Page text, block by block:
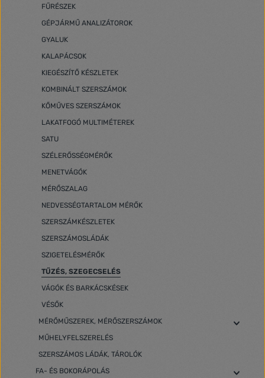
FŰRÉSZEK
GÉPJÁRMŰ ANALIZÁTOROK
GYALUK
KALAPÁCSOK
KIEGÉSZÍTŐ KÉSZLETEK
KOMBINÁLT SZERSZÁMOK
KŐMŰVES SZERSZÁMOK
LAKATFOGÓ MULTIMÉTEREK
SATU
SZÉLERŐSSÉGMÉRŐK
MENETVÁGÓK
MÉRŐSZALAG
NEDVESSÉGTARTALOM MÉRŐK
SZERSZÁMKÉSZLETEK
SZERSZÁMOSLÁDÁK
SZIGETELÉSMÉRŐK
TŰZÉS, SZEGECSELÉS
VÁGÓK ÉS BARKÁCSKÉSEK
VÉSŐK
MÉRŐMŰSZEREK, MÉRŐSZERSZÁMOK
MŰHELYFELSZERELÉS
SZERSZÁMOS LÁDÁK, TÁROLÓK
FA- ÉS BOKORÁPOLÁS